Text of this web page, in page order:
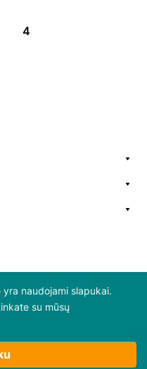
4
naudojami slapukai.
su mūsų
skaitykite